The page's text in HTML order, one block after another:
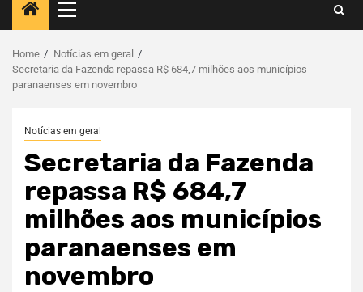
Home
Notícias em geral
Secretaria da Fazenda repassa R$ 684,7 milhões aos municípios
paranaenses em novembro
Notícias em geral
Secretaria da Fazenda
repassa R$ 684,7
milhões aos municípios
paranaenses em
novembro